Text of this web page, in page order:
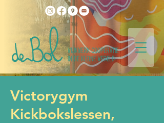
Victorygym
Kickbokslessen,